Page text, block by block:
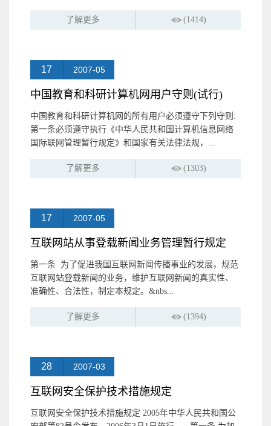
了解更多 (1414)
17 2007-05
中国教育和科研计算机网用户守则(试行)
中国教育和科研计算机网的所有用户必须遵守下列守则:
第一条必须遵守执行《中华人民共和国计算机信息网络
国际联网管理暂行规定》和国家有关法律法规，...
了解更多 (1303)
17 2007-05
互联网站从事登载新闻业务管理暂行规定
第一条 为了促进我国互联网新闻传播事业的发展，规范
互联网站登载新闻的业务，维护互联网新闻的真实性、
准确性、合法性，制定本规定。&nbs...
了解更多 (1394)
28 2007-03
互联网安全保护技术措施规定
互联网安全保护技术措施规定 2005年中华人民共和国公